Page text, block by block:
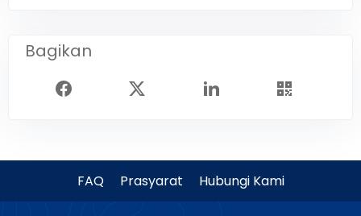
Bagikan
FAQ Prasyarat Hubungi Kami